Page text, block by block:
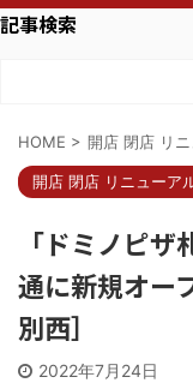
記事検索
HOME > 開店 閉店 リ
開店 閉店 リニューア
「ドミノピ
通に新規オー
別西］
2022年7月24日